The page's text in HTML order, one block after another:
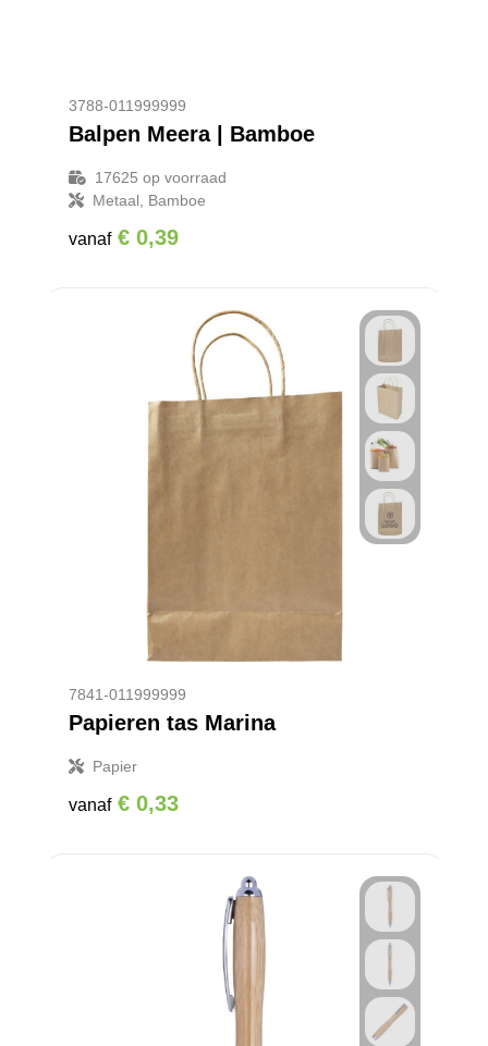
3788-011999999
Balpen Meera | Bamboe
17625 op voorraad
Metaal, Bamboe
vanaf € 0,39
7841-011999999
Papieren tas Marina
Papier
vanaf € 0,33